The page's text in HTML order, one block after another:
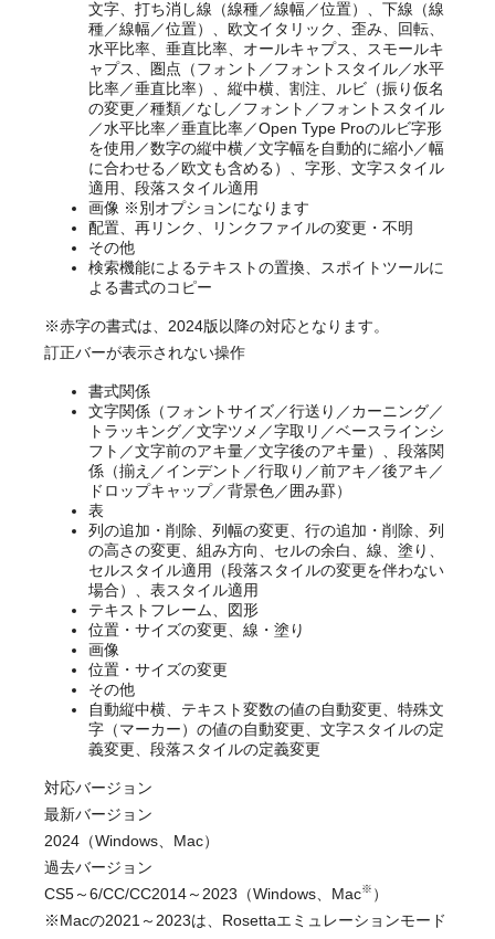
文字、打ち消し線（線種／線幅／位置）、下線（線
種／線幅／位置）、欧文イタリック、歪み、回転、
水平比率、垂直比率、オールキャプス、スモールキ
ャプス、圏点 （フォント／フォントスタイル／水平
比率／垂直比率） 、縦中横、割注、ルビ（振り仮名
の変更／種類／ なし／フォント／フォントスタイル
／水平比率／垂直比率／Open Type Proのルビ字形
を使用／数字の縦中横／文字幅を自動的に縮小／幅
に合わせる／欧文も含める ）、字形、文字スタイル
適用、段落スタイル適用
画像 ※別オプションになります
配置、再リンク、リンクファイルの変更・不明
その他
検索機能によるテキストの置換、スポイトツールに
よる書式のコピー
※赤字の書式は、2024版以降の対応となります。
訂正バーが表示されない操作
書式関係
文字関係（フォントサイズ／行送り／カーニング／
トラッキング／文字ツメ／字取リ／ベースラインシ
フト／文字前のアキ量／文字後のアキ量）、段落関
係（揃え／インデント／行取り／前アキ／後アキ／
ドロップキャップ／背景色／囲み罫）
表
列の追加・削除、列幅の変更、行の追加・削除、列
の高さの変更、組み方向、セルの余白、線、塗り、
セルスタイル適用（段落スタイルの変更を伴わない
場合）、表スタイル適用
テキストフレーム、図形
位置・サイズの変更、線・塗り
画像
位置・サイズの変更
その他
自動縦中横、テキスト変数の値の自動変更、特殊文
字（マーカー）の値の自動変更、文字スタイルの定
義変更、段落スタイルの定義変更
対応バージョン
最新バージョン
2024（Windows、Mac）
過去バージョン
CS5～6/CC/CC2014～2023（Windows、Mac※ ）
※Macの2021～2023は、Rosettaエミュレーションモード